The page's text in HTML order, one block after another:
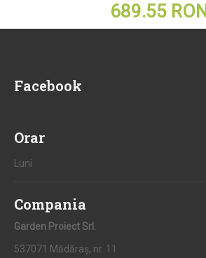
689.55 RON
Facebook
Orar
Luni
Compania
Garden Proiect Srl.
537071 Mădăraș, nr. 11